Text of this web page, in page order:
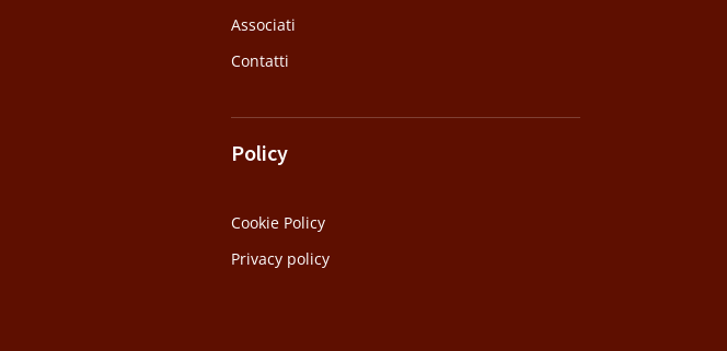
Associati
Contatti
Policy
Cookie Policy
Privacy policy